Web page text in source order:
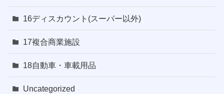
16ディスカウント(スーパー以外)
17複合商業施設
18自動車・車載用品
Uncategorized